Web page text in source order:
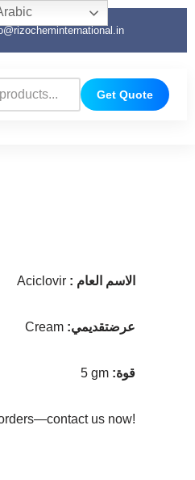
Get Quote
Aciclovir : الاسم العام
Cream :عرضتقديمي
5 gm :قوة
us now!